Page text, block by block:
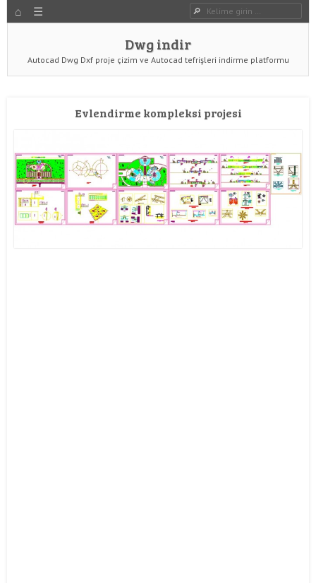
HOME Dwg Ara
Dwg indir
Autocad Dwg Dxf proje çizim ve Autocad tefrişleri indirme platformu
Evlendirme kompleksi projesi